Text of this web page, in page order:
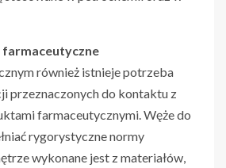
farmaceutyczne
również istnieje potrzeba
przeznaczonych do kontaktu z
farmaceutycznymi. Węże do
rygorystyczne normy
wykonane jest z materiałów,